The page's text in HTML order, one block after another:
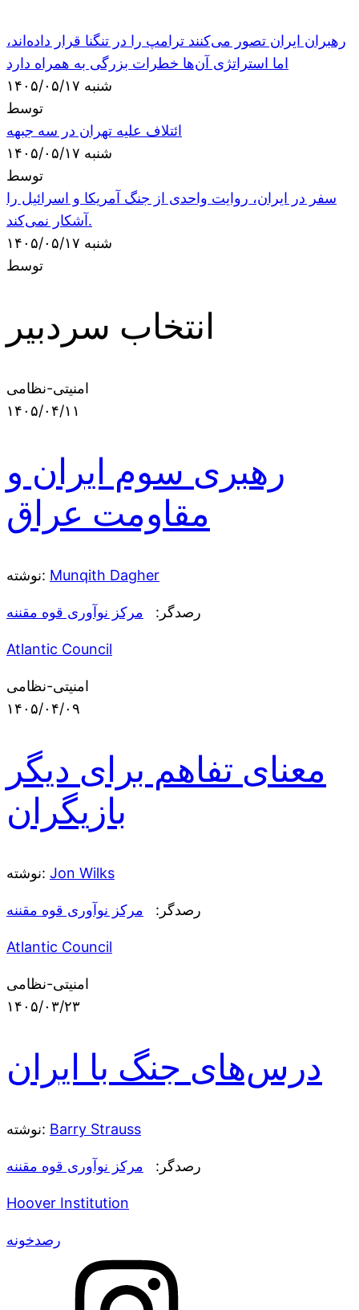
رهبران ایران تصور می‌کنند ترامپ را در تنگنا قرار داده‌اند،
اما استراتژی آن‌ها خطرات بزرگی به همراه دارد
شنبه ۱۴۰۵/۰۵/۱۷
توسط
ائتلاف علیه تهران در سه جبهه
شنبه ۱۴۰۵/۰۵/۱۷
توسط
سفر در ایران، روایت واحدی از جنگ آمریکا و اسرائیل را
آشکار نمی‌کند.
شنبه ۱۴۰۵/۰۵/۱۷
توسط
انتخاب سردبیر
امنیتی-نظامی
۱۴۰۵/۰۴/۱۱
رهبری سوم ایران و
مقاومت عراق
نوشته: Munqith Dagher
رصدگر: مرکز نوآوری قوه مقننه
Atlantic Council
امنیتی-نظامی
۱۴۰۵/۰۴/۰۹
معنای تفاهم برای دیگر
بازیگران
نوشته: Jon Wilks
رصدگر: مرکز نوآوری قوه مقننه
Atlantic Council
امنیتی-نظامی
۱۴۰۵/۰۳/۲۳
درس‌های جنگ با ایران
نوشته: Barry Strauss
رصدگر: مرکز نوآوری قوه مقننه
Hoover Institution
رصدخونه